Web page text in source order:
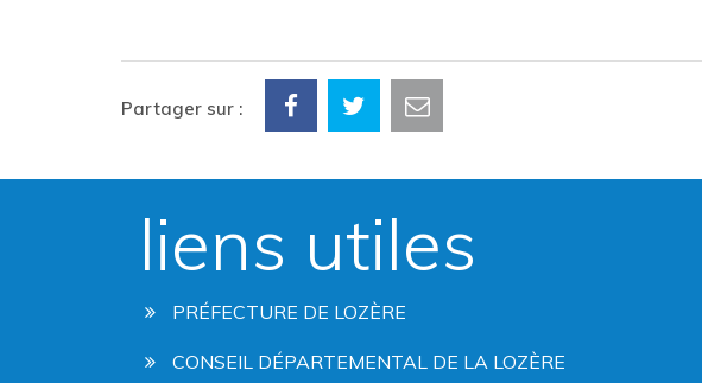
Partager sur :
liens utiles
PRÉFECTURE DE LOZÈRE
CONSEIL DÉPARTEMENTAL DE LA LOZÈRE